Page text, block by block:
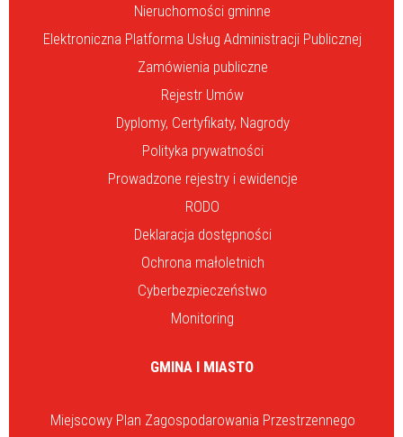
Nieruchomości gminne
Elektroniczna Platforma Usług Administracji Publicznej
Zamówienia publiczne
Rejestr Umów
Dyplomy, Certyfikaty, Nagrody
Polityka prywatności
Prowadzone rejestry i ewidencje
RODO
Deklaracja dostępności
Ochrona małoletnich
Cyberbezpieczeństwo
Monitoring
GMINA I MIASTO
Miejscowy Plan Zagospodarowania Przestrzennego